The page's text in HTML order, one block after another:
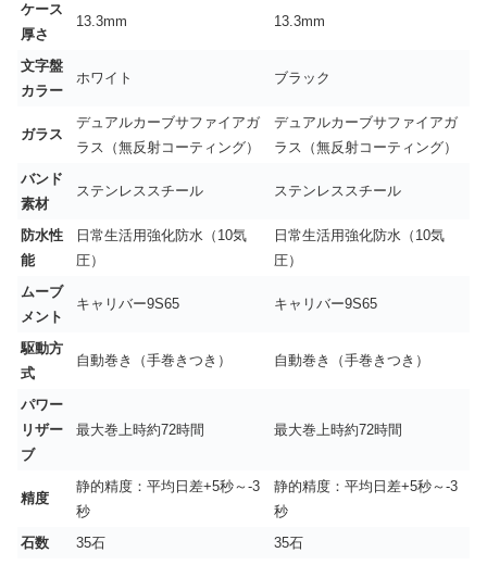
ケース
厚さ
13.3mm 13.3mm
文字盤
カラー
ホワイト ブラック
ガラス
デュアルカーブサファイアガ
ラス（無反射コーティング）
デュアルカーブサファイアガ
ラス（無反射コーティング）
バンド
素材
ステンレススチール ステンレススチール
防水性
能
日常生活用強化防水（10気
圧）
日常生活用強化防水（10気
圧）
ムーブ
メント
キャリバー9S65 キャリバー9S65
駆動方
式
自動巻き（手巻きつき） 自動巻き（手巻きつき）
パワー
リザー
ブ
最大巻上時約72時間 最大巻上時約72時間
精度
静的精度：平均日差+5秒～-3
秒
静的精度：平均日差+5秒～-3
秒
石数
35石
35石